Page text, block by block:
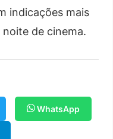
indicações mais
de cinema.
WhatsApp